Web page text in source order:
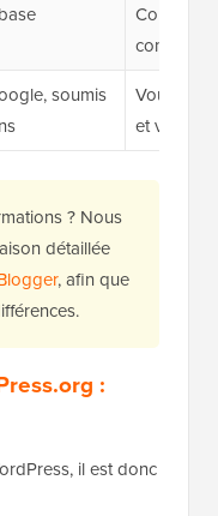
Contrôle
comme
soumis
Vous
et vos
? Nous
détaillée
, afin que
:
il est donc